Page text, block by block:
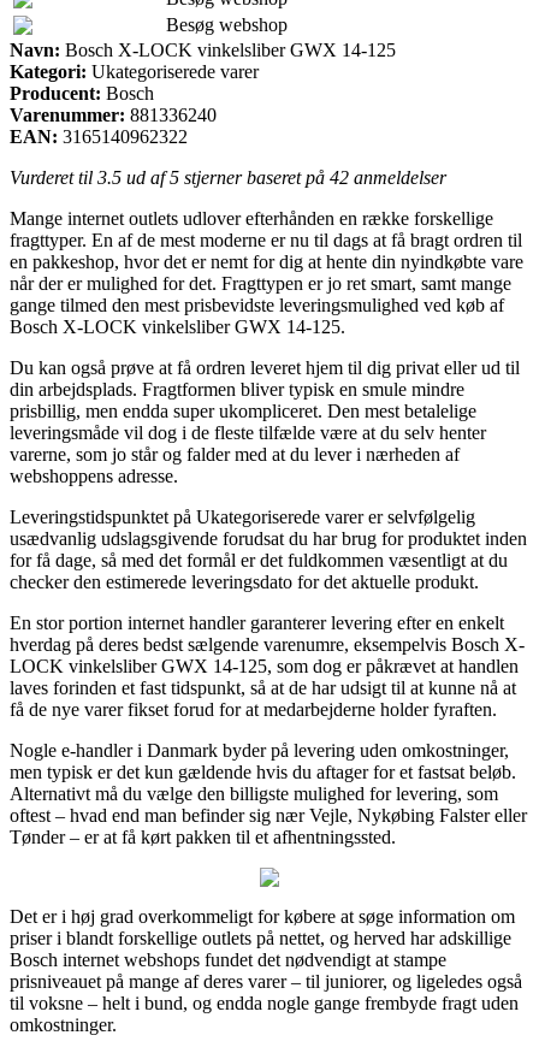
Besøg webshop
Navn: Bosch X-LOCK vinkelsliber GWX 14-125
Kategori: Ukategoriserede varer
Producent: Bosch
Varenummer: 881336240
EAN: 3165140962322
Vurderet til 3.5 ud af 5 stjerner baseret på 42 anmeldelser
Mange internet outlets udlover efterhånden en række forskellige
fragttyper. En af de mest moderne er nu til dags at få bragt ordren til
en pakkeshop, hvor det er nemt for dig at hente din nyindkøbte vare
når der er mulighed for det. Fragttypen er jo ret smart, samt mange
gange tilmed den mest prisbevidste leveringsmulighed ved køb af
Bosch X-LOCK vinkelsliber GWX 14-125.
Du kan også prøve at få ordren leveret hjem til dig privat eller ud til
din arbejdsplads. Fragtformen bliver typisk en smule mindre
prisbillig, men endda super ukompliceret. Den mest betalelige
leveringsmåde vil dog i de fleste tilfælde være at du selv henter
varerne, som jo står og falder med at du lever i nærheden af
webshoppens adresse.
Leveringstidspunktet på Ukategoriserede varer er selvfølgelig
usædvanlig udslagsgivende forudsat du har brug for produktet inden
for få dage, så med det formål er det fuldkommen væsentligt at du
checker den estimerede leveringsdato for det aktuelle produkt.
En stor portion internet handler garanterer levering efter en enkelt
hverdag på deres bedst sælgende varenumre, eksempelvis Bosch X-
LOCK vinkelsliber GWX 14-125, som dog er påkrævet at handlen
laves forinden et fast tidspunkt, så at de har udsigt til at kunne nå at
få de nye varer fikset forud for at medarbejderne holder fyraften.
Nogle e-handler i Danmark byder på levering uden omkostninger,
men typisk er det kun gældende hvis du aftager for et fastsat beløb.
Alternativt må du vælge den billigste mulighed for levering, som
oftest – hvad end man befinder sig nær Vejle, Nykøbing Falster eller
Tønder – er at få kørt pakken til et afhentningssted.
Det er i høj grad overkommeligt for købere at søge information om
priser i blandt forskellige outlets på nettet, og herved har adskillige
Bosch internet webshops fundet det nødvendigt at stampe
prisniveauet på mange af deres varer – til juniorer, og ligeledes også
til voksne – helt i bund, og endda nogle gange frembyde fragt uden
omkostninger.